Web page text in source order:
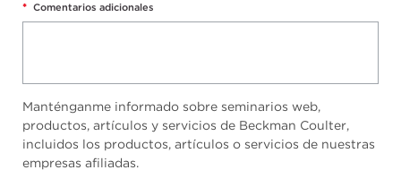
* Comentarios adicionales
Manténganme informado sobre seminarios web,
productos, artículos y servicios de Beckman Coulter,
incluidos los productos, artículos o servicios de nuestras
empresas afiliadas.